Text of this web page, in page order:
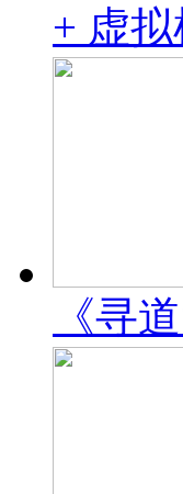
+ 虚拟
《寻